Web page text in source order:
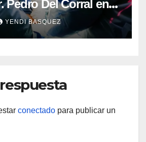
Pedro Del Corral en
YENDI BASQUEZ
conectado para publicar un